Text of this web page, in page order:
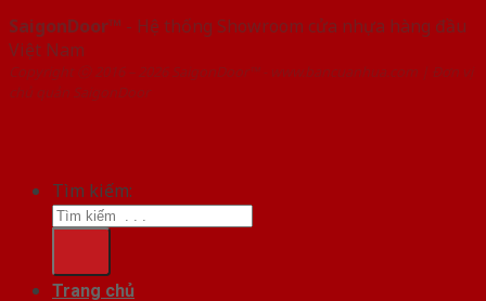
SaigonDoor™ - Hệ thống Showroom cửa nhựa hàng đầu
Việt Nam
Copyright ⓒ 2016 – 2026 SaigonDoor™ - www.bancuanhua.com | Đơn vị
chủ quản SaigonDoor
Tìm kiếm:
Trang chủ